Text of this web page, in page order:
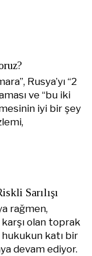
Rusya’yı “2
ve “bu iki
iyi bir şey
Sarılışı
rağmen,
olan toprak
katı bir
devam ediyor.